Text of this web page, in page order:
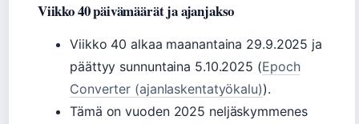
Viikko 40 päivämäärät ja ajanjakso
Viikko 40 alkaa maanantaina 29.9.2025 ja
päättyy sunnuntaina 5.10.2025 (Epoch
Converter (ajanlaskentatyökalu)).
Tämä on vuoden 2025 neljäskymmenes